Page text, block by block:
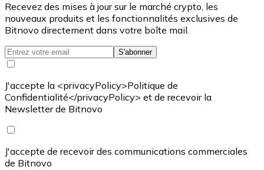
Recevez des mises à jour sur le marché crypto, les
nouveaux produits et les fonctionnalités exclusives de
Bitnovo directement dans votre boîte mail.
S'abonner
J'accepte la <privacyPolicy>Politique de
Confidentialité</privacyPolicy> et de recevoir la
Newsletter de Bitnovo
J'accepte de recevoir des communications commerciales
de Bitnovo